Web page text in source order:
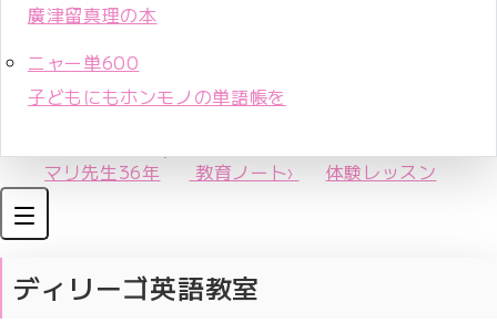
廣津留真理の本
ニャー単600
子どもにもホンモノの単語帳を
マリ先生36年 教育ノート› 体験レッスン
ディリーゴ英語教室